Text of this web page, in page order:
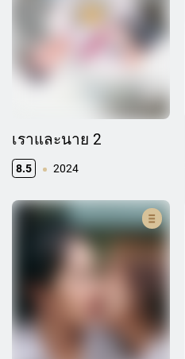
เราและนาย 2
8.5 2024